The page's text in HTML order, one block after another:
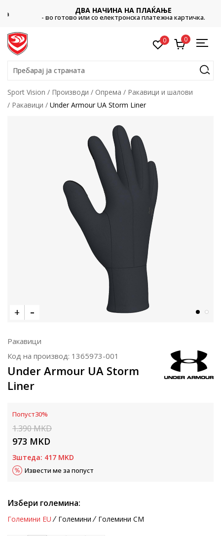
ДВА НАЧИНА НА ПЛАЌАЊЕ
- во готово или со електронска платежна картичка.
0 0
Пребарај ја страната
Sport Vision Производи Опрема
Ракавици и шалови
Ракавици
Under Armour UA Storm Liner
Ракавици
Код на производ: 1365973-001
Under Armour UA Storm
Liner
Попуст30%
1.390MKD
973 MKD
Зштеда: 417 MKD
Извести ме за попуст
Избери големина:
Големини EU Големини Големини CM